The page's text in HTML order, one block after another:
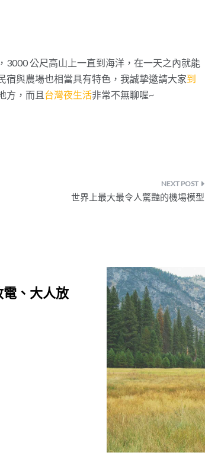
3000 公尺高山上一直到海洋，在一天之內就能
宿與農場也相當具有特色，我誠摯邀請大家到
方，而且 台灣夜生活非常不無聊喔~
世界上最大最令人驚豔的機場模型
、大人放